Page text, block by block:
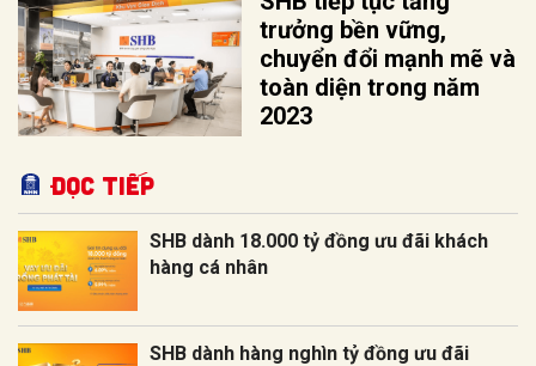
trưởng bền vững,
chuyển đổi mạnh mẽ và
toàn diện trong năm
2023
Đọc tiếp
SHB dành 18.000 tỷ đồng ưu đãi khách
hàng cá nhân
SHB dành hàng nghìn tỷ đồng ưu đãi